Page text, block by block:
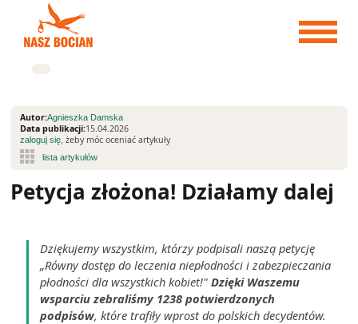
treści
Autor:Agnieszka Damska
Data publikacji:15.04.2026
zaloguj się, żeby móc oceniać artykuły
Petycja złożona! Działamy dalej
Dziękujemy wszystkim, którzy podpisali naszą petycję
„Równy dostęp do leczenia niepłodności i zabezpieczania
płodności dla wszystkich kobiet!"Dzięki Waszemu
wsparciu zebraliśmy 1238 potwierdzonych
podpisów, które trafiły wprost do polskich decydentów.